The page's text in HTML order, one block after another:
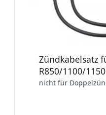
Zündkabelsatz
R850/1100/
nicht für